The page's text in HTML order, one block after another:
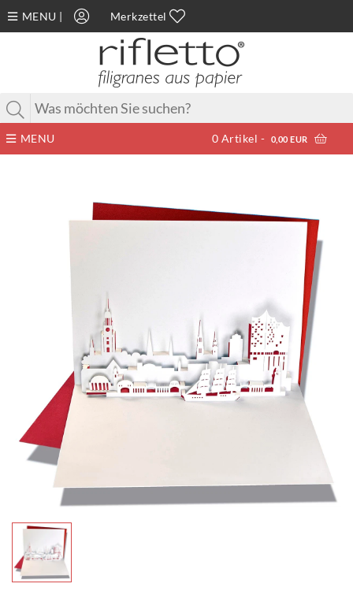
MENU Merkzettel
MENU 0 Artikel - 0,00 EUR